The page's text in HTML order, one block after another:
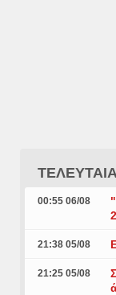
00:55 06/08
21:38 05/08
21:25 05/08